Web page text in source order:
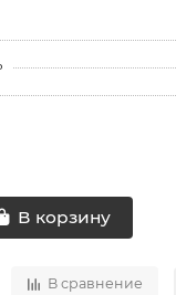
В корзину
В сравнение